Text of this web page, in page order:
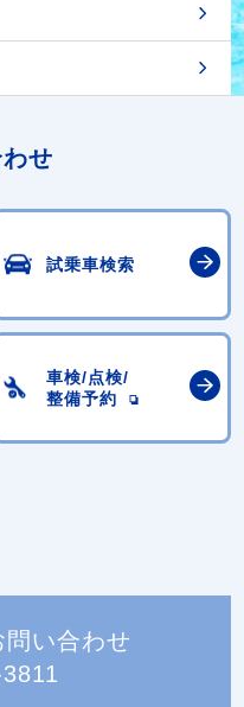
せ
試乗車検索
車検/点検/
整備予約
問い合わせ